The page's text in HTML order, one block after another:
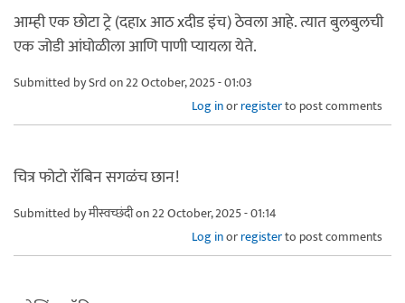
आम्ही एक छोटा ट्रे (दहाx आठ xदीड इंच) ठेवला आहे. त्यात बुलबुलची
एक जोडी आंघोळीला आणि पाणी प्यायला येते.
Submitted bySrdon 22 October, 2025 - 01:03
Log inorregisterto post comments
चित्र फोटो रॉबिन सगळंच छान!
Submitted byमीस्वच्छंदीon 22 October, 2025 - 01:14
Log inorregisterto post comments